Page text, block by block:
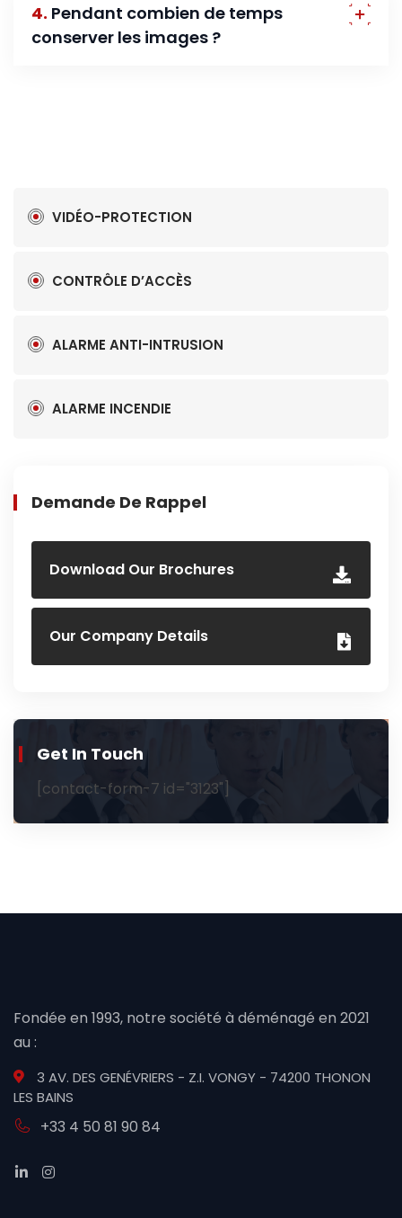
4. Pendant combien de temps
conserver les images ?
VIDÉO-PROTECTION
CONTRÔLE D’ACCÈS
ALARME ANTI-INTRUSION
ALARME INCENDIE
Demande De Rappel
Download Our Brochures
Our Company Details
Get In Touch
[contact-form-7 id="3123"]
Fondée en 1993, notre société à déménagé en 2021
au :
3 AV. DES GENÉVRIERS - Z.I. VONGY - 74200 THONON
LES BAINS
+33 4 50 81 90 84